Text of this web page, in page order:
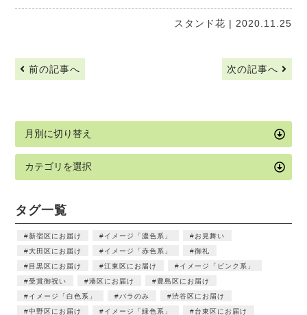
スタンド花 | 2020.11.25
前の記事へ 次の記事へ
タグ一覧
新宿区にお届け イメージ「濃色系」
お見舞い
大田区にお届け
イメージ「赤色系」
御礼
目黒区にお届け
江東区にお届け
イメージ「ピンク系」
受賞御祝い
港区にお届け
豊島区にお届け
イメージ「白色系」
バラのみ
渋谷区にお届け
中野区にお届け
イメージ「緑色系」
台東区にお届け